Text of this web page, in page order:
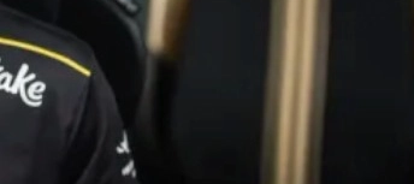
și cum se intersectează acest context cu
celor de laBetBoom